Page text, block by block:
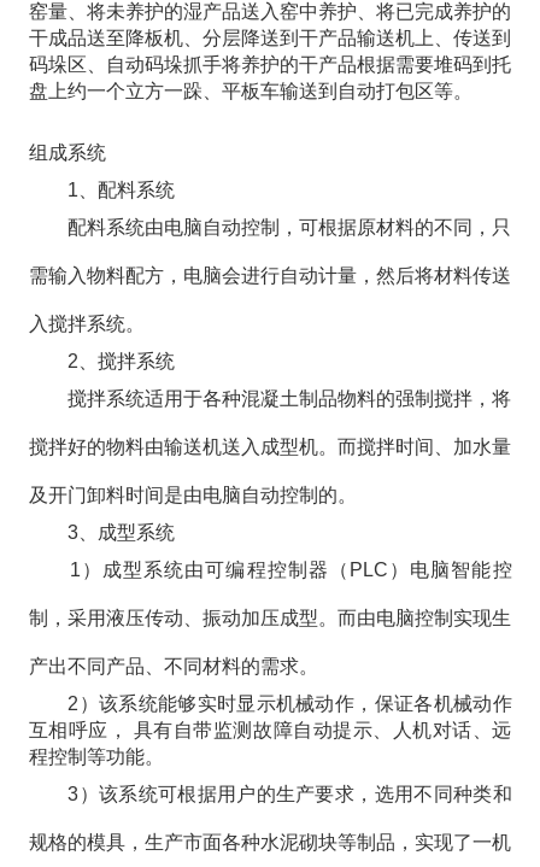
窑量、将未养护的湿产品送入窑中养护、将已完成养护的
干成品送至降板机、分层降送到干产品输送机上、传送到
码垛区、自动码垛抓手将养护的干产品根据需要堆码到托
盘上约一个立方一跺、平板车输送到自动打包区等。
组成系统
1、配料系统
配料系统由电脑自动控制，可根据原材料的不同，只
需输入物料配方，电脑会进行自动计量，然后将材料传送
入搅拌系统。
2、搅拌系统
搅拌系统适用于各种混凝土制品物料的强制搅拌，将
搅拌好的物料由输送机送入成型机。而搅拌时间、加水量
及开门卸料时间是由电脑自动控制的。
3、成型系统
1）成型系统由可编程控制器（PLC）电脑智能控
制，采用液压传动、振动加压成型。而由电脑控制实现生
产出不同产品、不同材料的需求。
2）该系统能够实时显示机械动作，保证各机械动作
互相呼应， 具有自带监测故障自动提示、人机对话、远
程控制等功能。
3）该系统可根据用户的生产要求，选用不同种类和
规格的模具，生产市面各种水泥砌块等制品，实现了一机